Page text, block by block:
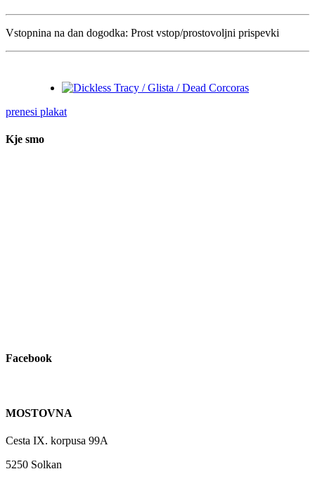
Vstopnina na dan dogodka: Prost vstop/prostovoljni prispevki
prenesi plakat
Kje smo
Facebook
MOSTOVNA
Cesta IX. korpusa 99A
5250 Solkan